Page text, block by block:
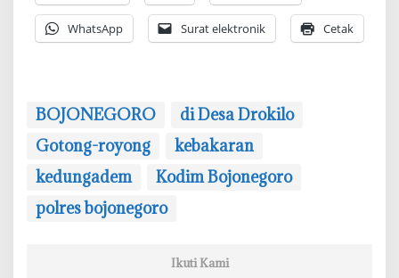
WhatsApp Surat elektronik Cetak
BOJONEGORO
di Desa Drokilo
Gotong-royong
kebakaran
kedungadem
Kodim Bojonegoro
polres bojonegoro
Ikuti Kami